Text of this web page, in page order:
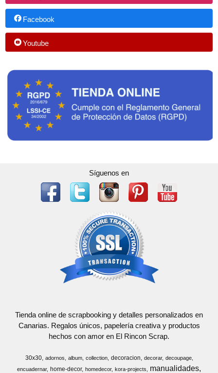
Facebook
Youtube
Síguenos en
Tienda online de scrapbooking y detalles personalizados en
Canarias. Regalos únicos, papelería creativa y productos
hechos con amor en El Rincon Scrap.
30x30 adornos album collection decoracion decorar
decoupage
encuadernar
home-decor homedecor kora-projects manualidades